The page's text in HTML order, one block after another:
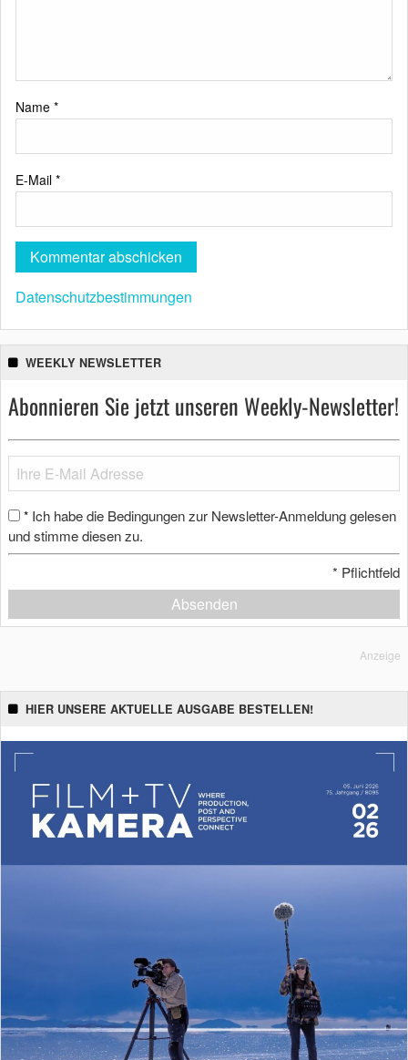
Name *
E-Mail *
Datenschutzbestimmungen
WEEKLY NEWSLETTER
Abonnieren Sie jetzt unseren Weekly-Newsletter!
* Ich habe die Bedingungen zur Newsletter-Anmeldung gelesen
und stimme diesen zu.
* Pflichtfeld
Absenden
Anzeige
HIER UNSERE AKTUELLE AUSGABE BESTELLEN!